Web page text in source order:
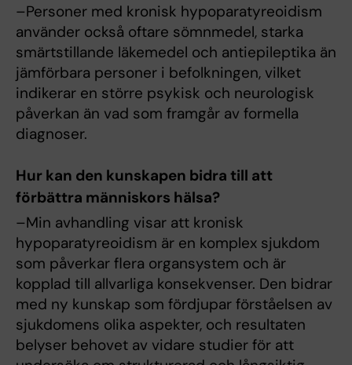
–Personer med kronisk hypoparatyreoidism
använder också oftare sömnmedel, starka
smärtstillande läkemedel och antiepileptika än
jämförbara personer i befolkningen, vilket
indikerar en större psykisk och neurologisk
påverkan än vad som framgår av formella
diagnoser.
Hur kan den kunskapen bidra till att
förbättra människors hälsa?
–Min avhandling visar att kronisk
hypoparatyreoidism är en komplex sjukdom
som påverkar flera organsystem och är
kopplad till allvarliga konsekvenser. Den bidrar
med ny kunskap som fördjupar förståelsen av
sjukdomens olika aspekter, och resultaten
belyser behovet av vidare studier för att